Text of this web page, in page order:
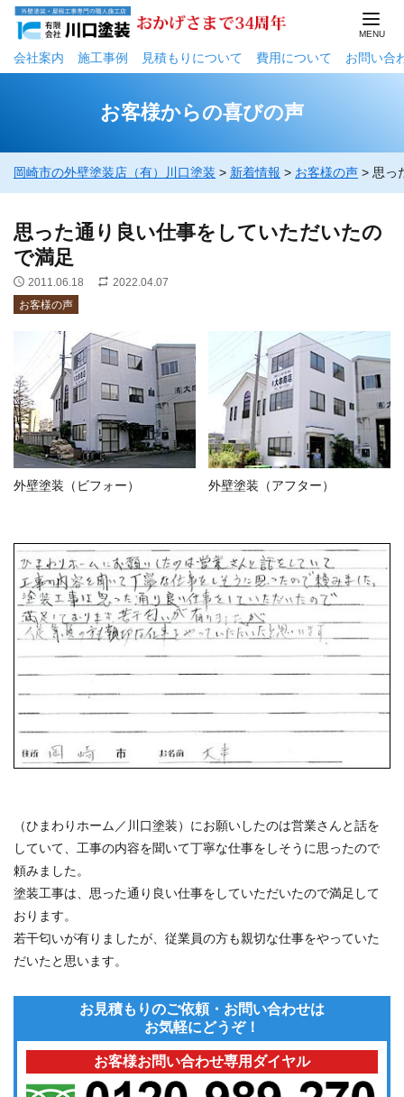
会社案内 施工事例 ⾒積もりについて 費用について お問い合
お客様からの喜びの声
岡崎市の外壁塗装店（有）川口塗装 > 新着情報 > お客様の声 > 思っ
思った通り良い仕事をしていただいたの
で満足
2011.06.18
2022.04.07
お客様の声
外壁塗装（ビフォー） 外壁塗装（アフター）
（ひまわりホーム／川口塗装）にお願いしたのは営業さんと話を
していて、工事の内容を聞いて丁寧な仕事をしそうに思ったので
頼みました。
塗装工事は、思った通り良い仕事をしていただいたので満足して
おります。
若干匂いが有りましたが、従業員の方も親切な仕事をやっていた
だいたと思います。
お見積もりのご依頼・お問い合わせは
お気軽にどうぞ！
お客様お問い合わせ専用ダイヤル